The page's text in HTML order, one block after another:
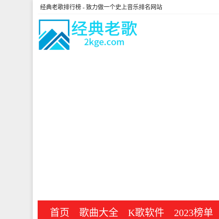
经典老歌排行榜 - 致力做一个史上音乐排名网站
首页 歌曲大全 K歌软件 2023榜单